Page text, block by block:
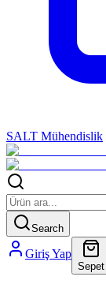
SALT Mühendislik
Search
Giriş Yap
Sepet